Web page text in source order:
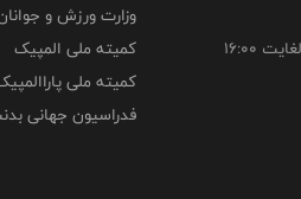
وزارت ورزش و
کمیته ملی المپیک
کمیته ملی
فدراسیون جهانی